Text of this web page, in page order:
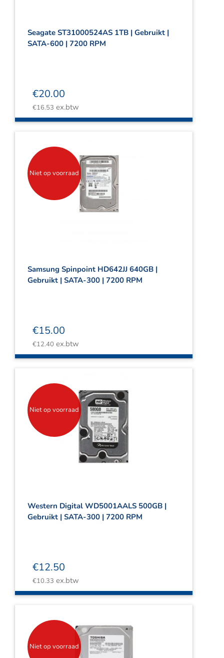
Seagate ST31000524AS 1TB | Gebruikt |
SATA-600 | 7200 RPM
€20.00
€16.53 ex.btw
Niet op voorraad
Samsung Spinpoint HD642JJ 640GB |
Gebruikt | SATA-300 | 7200 RPM
€15.00
€12.40 ex.btw
Niet op voorraad
Western Digital WD5001AALS 500GB |
Gebruikt | SATA-300 | 7200 RPM
€12.50
€10.33 ex.btw
Niet op voorraad